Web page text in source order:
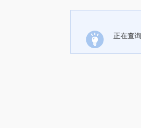
正在查